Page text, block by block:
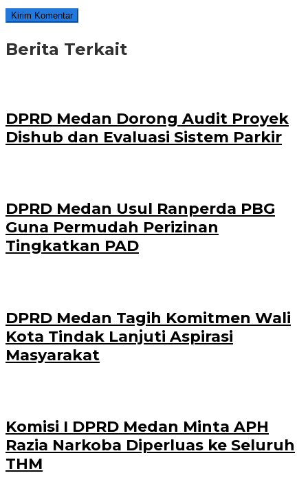
Berita Terkait
DPRD Medan Dorong Audit Proyek
Dishub dan Evaluasi Sistem Parkir
DPRD Medan Usul Ranperda PBG
Guna Permudah Perizinan
Tingkatkan PAD
DPRD Medan Tagih Komitmen Wali
Kota Tindak Lanjuti Aspirasi
Masyarakat
Komisi I DPRD Medan Minta APH
Razia Narkoba Diperluas ke Seluruh
THM